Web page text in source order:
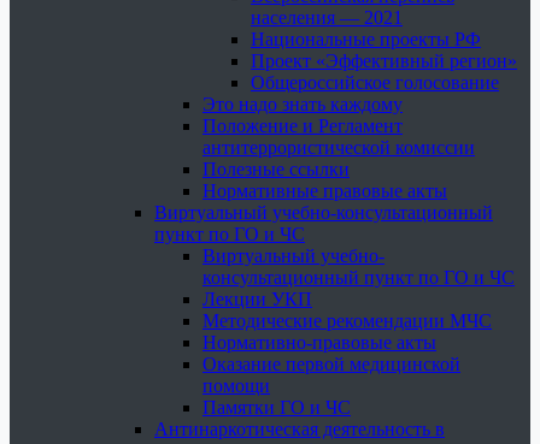
населения — 2021
Национальные проекты РФ
Проект «Эффективный регион»
Общероссийское голосование
Это надо знать каждому
Положение и Регламент
антитеррористической комиссии
Полезные ссылки
Нормативные правовые акты
Виртуальный учебно-консультационный
пункт по ГО и ЧС
Виртуальный учебно-
консультационный пункт по ГО и ЧС
Лекции УКП
Методические рекомендации МЧС
Нормативно-правовые акты
Оказание первой медицинской
помощи
Памятки ГО и ЧС
Антинаркотическая деятельность в